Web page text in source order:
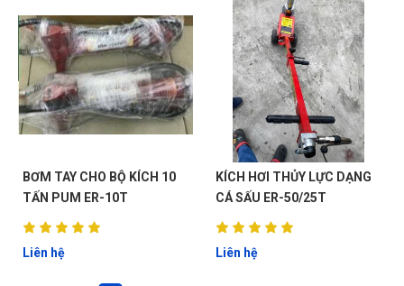
BƠM TAY CHO BỘ KÍCH 10
TẤN PUM ER-10T
Liên hệ
KÍCH HƠI THỦY LỰC DẠNG
CÁ SẤU ER-50/25T
Liên hệ